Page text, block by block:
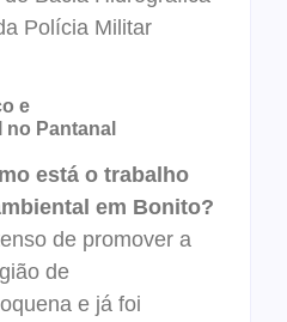
Polícia Militar
e
Pantanal
está o trabalho
em Bonito?
de promover a
de
e já foi